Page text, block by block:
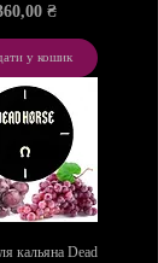
₴
у кошик
кальяна Dead